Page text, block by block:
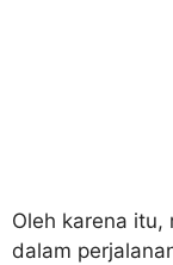
Oleh karena itu,
dalam